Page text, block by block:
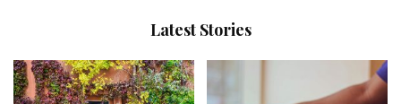
Latest Stories